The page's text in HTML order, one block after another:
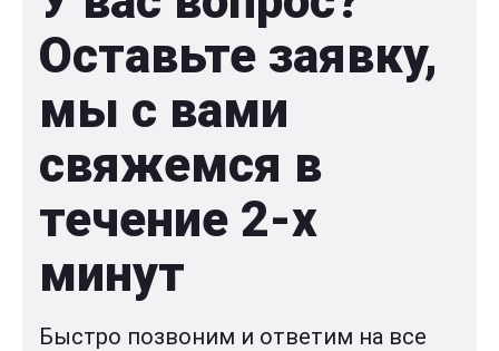
Оставьте заявку,
мы с вами
свяжемся в
течение 2-x
минут
Быстро позвоним и ответим на все